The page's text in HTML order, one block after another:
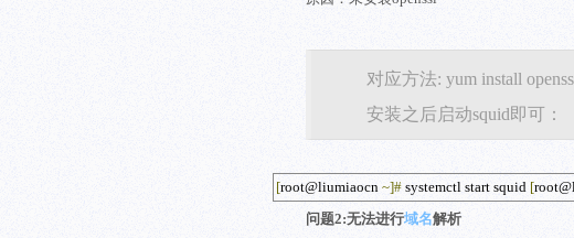
对应方法: yum install
安装之后启动squid即可：
[root@liumiaocn ~]# systemctl start squid [
问题2:无法进行域名解析